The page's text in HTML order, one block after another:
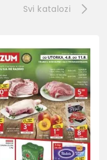
Svi katalozi